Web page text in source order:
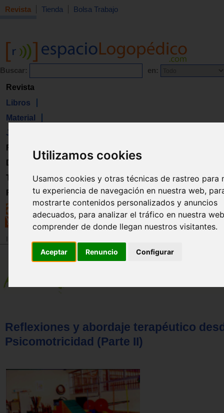
Utilizamos cookies
Usamos cookies y otras técnicas de rastreo para
tu experiencia de navegación en nuestra web,
mostrarte contenidos personalizados y anuncios
adecuados, para analizar el tráfico en nuestra
comprender de donde llegan nuestros visitantes.
Aceptar Renuncio Configurar
Revista Tienda Bolsa Trabajo
Buscar: en:
Revista
Libros
Material
Juguetes
Formación
Directorio
Trabajo
Registro
Reflexiones y abordaje terapéutico
Psicomotricidad (Parte II)